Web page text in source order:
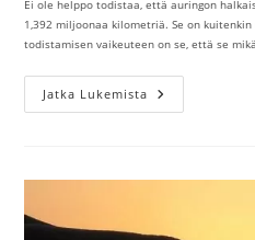
Ei ole helppo todistaa, että auringon
1,392 miljoonaa kilometriä. Se on
todistamisen vaikeuteen on se, että se
Jatka Lukemista Auringon
Halkaisija
Kilometriä